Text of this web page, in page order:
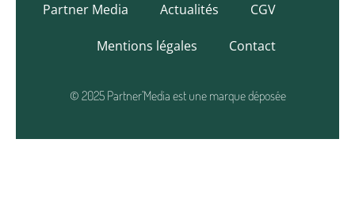
© 2025 Partner’Media est une marque déposée
Partner Media Actualités CGV
Mentions légales Contact